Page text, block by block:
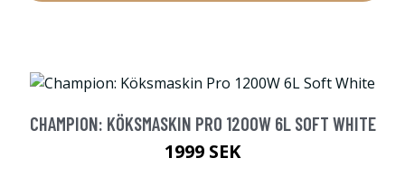
CHAMPION: KÖKSMASKIN PRO 1200W 6L SOFT WHITE
1999 SEK